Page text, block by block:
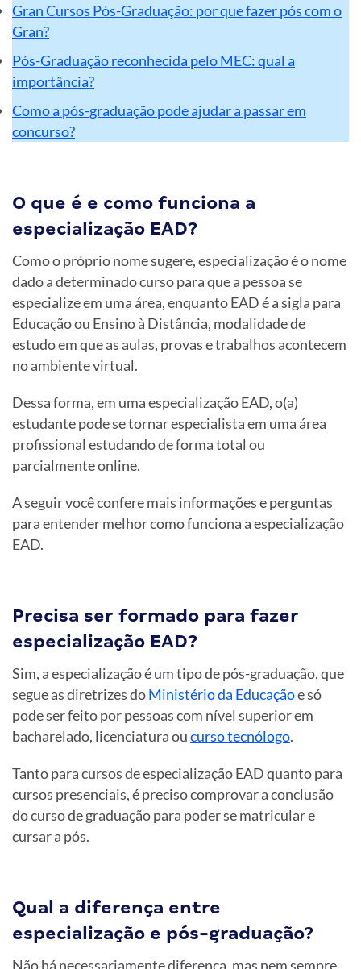
Gran Cursos Pós-Graduação: por que fazer pós com o
Gran?
Pós-Graduação reconhecida pelo MEC: qual a
importância?
Como a pós-graduação pode ajudar a passar em
concurso?
O que é e como funciona a
especialização EAD?
Como o próprio nome sugere, especialização é o nome
dado a determinado curso para que a pessoa se
especialize em uma área, enquanto EAD é a sigla para
Educação ou Ensino à Distância, modalidade de
estudo em que as aulas, provas e trabalhos acontecem
no ambiente virtual.
Dessa forma, em uma especialização EAD, o(a)
estudante pode se tornar especialista em uma área
profissional estudando de forma total ou
parcialmente online.
A seguir você confere mais informações e perguntas
para entender melhor como funciona a especialização
EAD.
Precisa ser formado para fazer
especialização EAD?
Sim, a especialização é um tipo de pós-graduação, que
segue as diretrizes doMinistério da Educaçãoe só
pode ser feito por pessoas com nível superior em
bacharelado, licenciatura oucurso tecnólogo.
Tanto para cursos de especialização EAD quanto para
cursos presenciais, é preciso comprovar a conclusão
do curso de graduação para poder se matricular e
cursar a pós.
Qual a diferença entre
especialização e pós-graduação?
Não há necessariamente diferença, mas nem sempre